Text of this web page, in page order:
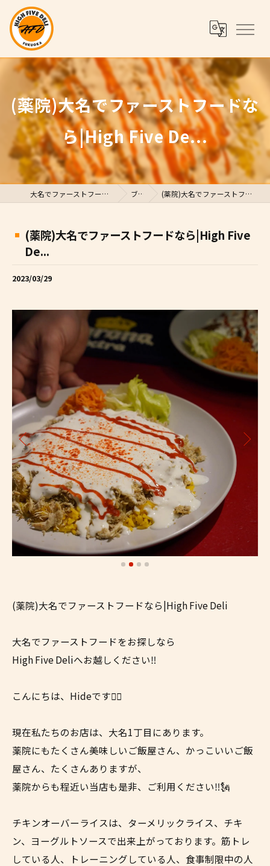
(薬院)大名でファーストフードな
ら|High Five De...
大名でファーストフードならHigh Five Deli ブログ (薬院)大名でファーストフードなら|High Five De...
(薬院)大名でファーストフードなら|High Five
De...
2023/03/29
(薬院)大名でファーストフードなら|High Five Deli
大名でファーストフードをお探しなら
High Five Deliへお越しください‼︎
こんにちは、Hideです✌🏼
現在私たちのお店は、大名1丁目にあります。
薬院にもたくさん美味しいご飯屋さん、かっこいいご飯
屋さん、たくさんありますが、
薬院からも程近い当店も是非、ご利用ください‼︎🗽
チキンオーバーライスは、ターメリックライス、チキ
ン、ヨーグルトソースで出来上がっております。筋トレ
している人、トレーニングしている人、食事制限中の人